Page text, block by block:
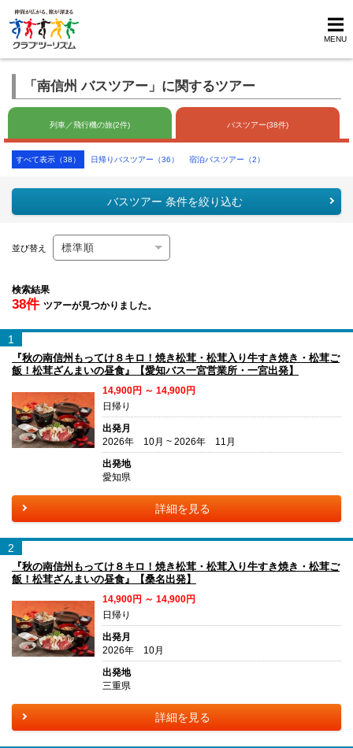
MENU
「南信州 バスツアー」に関するツアー
列車／飛行機の旅(2件) バスツアー(38件)
すべて表示（38） 日帰りバスツアー（36） 宿泊バスツアー（2）
バスツアー 条件を絞り込む
並び替え
検索結果
38件 ツアーが見つかりました。
1
『秋の南信州もってけ８キロ！焼き松茸・松茸入り牛すき焼き・松茸ご
飯！松茸ざんまいの昼食』【愛知バス一宮営業所・一宮出発】
14,900円 ～ 14,900円
日帰り
出発月
2026年 10月 ~ 2026年 11月
出発地
愛知県
詳細を見る
2
『秋の南信州もってけ８キロ！焼き松茸・松茸入り牛すき焼き・松茸ご
飯！松茸ざんまいの昼食』【桑名出発】
14,900円 ～ 14,900円
日帰り
出発月
2026年 10月
出発地
三重県
詳細を見る